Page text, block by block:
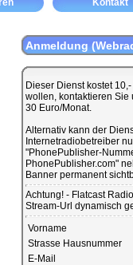
Kontakt
Anmeldung
Dieser Dienst kostet
wollen, kontaktieren Sie
30 Euro/Monat.
Alternativ kann der
Internetradiobetreiber
"PhonePublisher-
PhonePublisher.com"
Banner permanent
Achtung! - Flatcast
Stream-Url dynamisch
Vorname
Strasse Hausnummer
E-Mail